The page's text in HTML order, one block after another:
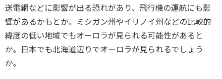
送電網などに影響が出る恐れがあり、飛行機の運航にも影
響があるかもとか。ミシガン州やイリノイ州などの比較的
緯度の低い地域でもオーロラが見られる可能性があると
か。日本でも北海道辺りでオーロラが見られるでしょう
か。